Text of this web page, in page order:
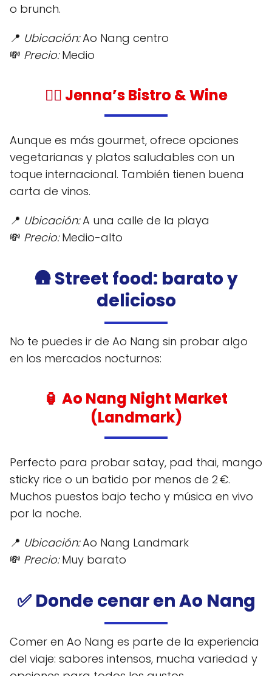
o brunch.
📍 Ubicación:Ao Nang centro
💸 Precio:Medio
🧘‍♀️ Jenna’s Bistro & Wine
Aunque es más gourmet, ofrece opciones
vegetarianas y platos saludables con un
toque internacional. También tienen buena
carta de vinos.
📍 Ubicación:A una calle de la playa
💸 Precio:Medio-alto
🛖 Street food: barato y
delicioso
No te puedes ir de Ao Nang sin probar algo
en los mercados nocturnos:
🏮 Ao Nang Night Market
(Landmark)
Perfecto para probar satay, pad thai, mango
sticky rice o un batido por menos de 2 €.
Muchos puestos bajo techo y música en vivo
por la noche.
📍 Ubicación:Ao Nang Landmark
💸 Precio:Muy barato
✅ Donde cenar en Ao Nang
Comer en Ao Nang es parte de la experiencia
del viaje: sabores intensos, mucha variedad y